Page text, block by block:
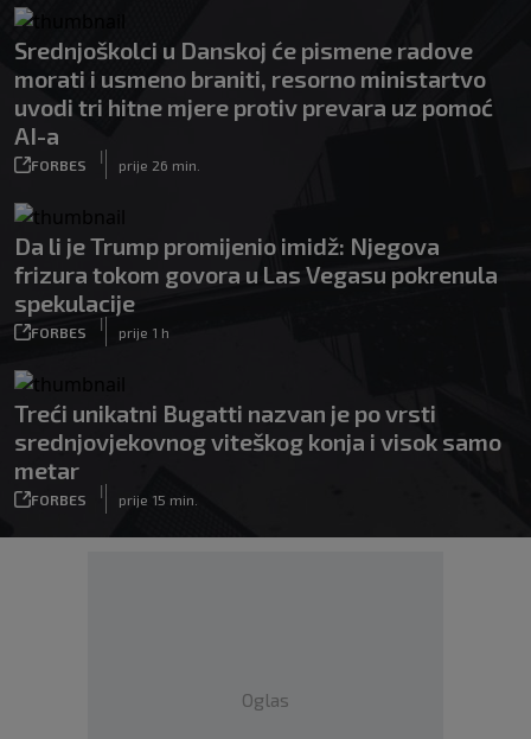
Srednjoškolci u Danskoj će pismene radove
morati i usmeno braniti, resorno ministartvo
uvodi tri hitne mjere protiv prevara uz pomoć
AI-a
FORBES
|
prije 26 min.
Da li je Trump promijenio imidž: Njegova
frizura tokom govora u Las Vegasu pokrenula
spekulacije
FORBES
|
prije 1 h
Treći unikatni Bugatti nazvan je po vrsti
srednjovjekovnog viteškog konja i visok samo
metar
FORBES
|
prije 15 min.
Oglas